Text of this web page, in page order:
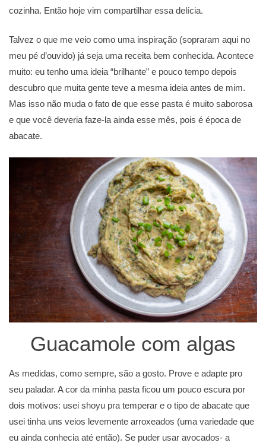
cozinha. Então hoje vim compartilhar essa delícia.
Talvez o que me veio como uma inspiração (sopraram aqui no
meu pé d’ouvido) já seja uma receita bem conhecida. Acontece
muito: eu tenho uma ideia “brilhante” e pouco tempo depois
descubro que muita gente teve a mesma ideia antes de mim.
Mas isso não muda o fato de que esse pasta é muito saborosa
e que você deveria faze-la ainda esse mês, pois é época de
abacate.
Guacamole com algas
As medidas, como sempre, são a gosto. Prove e adapte pro
seu paladar. A cor da minha pasta ficou um pouco escura por
dois motivos: usei shoyu pra temperar e o tipo de abacate que
usei tinha uns veios levemente arroxeados (uma variedade que
eu ainda conhecia até então). Se puder usar avocados- a